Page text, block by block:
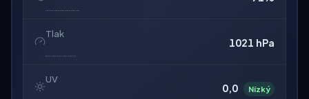
Tlak
1021 hPa
UV
0,0 Nízký